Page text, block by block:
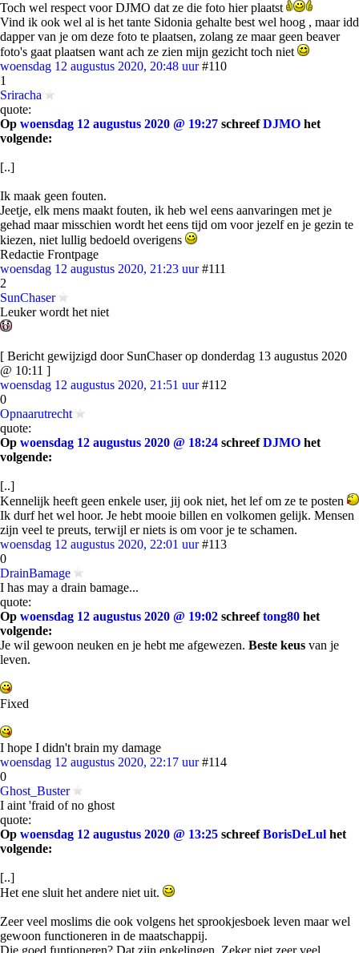
Toch wel respect voor DJMO dat ze die foto hier plaatst
Vind ik ook wel al is het tante Sidonia gehalte best wel hoog , maar idd
dapper van je om deze foto te plaatsen, zolang ze maar geen beaver
foto's gaat plaatsen want ach ze zien mijn gezicht toch niet
woensdag 12 augustus 2020, 20:48 uur #110
1
Sriracha
quote:
Op woensdag 12 augustus 2020 @ 19:27 schreefDJMO het
volgende:
[..]
Ik maak geen fouten.
Jeetje, elk mens maakt fouten, ik heb wel eens aanvaringen met je
gehad maar misschien wordt het eens tijd om voor jezelf en je gezin te
kiezen, niet lullig bedoeld overigens
Redactie Frontpage
woensdag 12 augustus 2020, 21:23 uur #111
2
SunChaser
Leuker wordt het niet
[ Bericht gewijzigd door SunChaser op donderdag 13 augustus 2020
@ 10:11 ]
woensdag 12 augustus 2020, 21:51 uur #112
0
Opnaarutrecht
quote:
Op woensdag 12 augustus 2020 @ 18:24 schreefDJMO het
volgende:
[..]
Kennelijk heeft geen enkele user, jij ook niet, het lef om ze te posten
Ik durf het wel hoor. Je hebt mooie billen en volkomen gelijk. Mensen
zijn veel te preuts, terwijl er niets is om voor je te schamen.
woensdag 12 augustus 2020, 22:01 uur #113
0
DrainBamage
I has may a drain bamage...
quote:
Op woensdag 12 augustus 2020 @ 19:02 schreeftong80 het
volgende:
Je wil gewoon neuken en je hebt me afgewezen. Beste keus van je
leven.
Fixed
I hope I didn't brain my damage
woensdag 12 augustus 2020, 22:17 uur #114
0
Ghost_Buster
I aint 'fraid of no ghost
quote:
Op woensdag 12 augustus 2020 @ 13:25 schreefBorisDeLul het
volgende:
[..]
Het ene sluit het andere niet uit.
Zeer veel moslims die ook volgens het sprookjesboek leven maar wel
gewoon functioneren in de maatschappij.
Die goed funtioneren? Dat zijn enkelingen. Zeker niet zeer veel.